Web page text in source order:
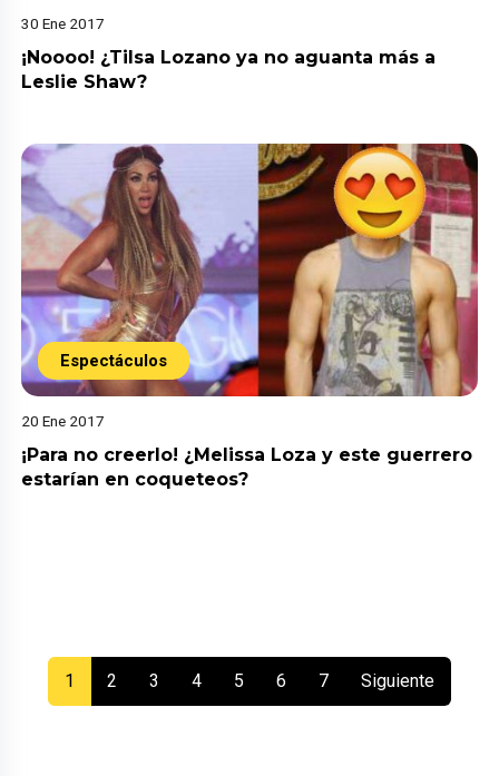
30 Ene 2017
¡Noooo! ¿Tilsa Lozano ya no aguanta más a
Leslie Shaw?
Espectáculos
20 Ene 2017
¡Para no creerlo! ¿Melissa Loza y este guerrero
estarían en coqueteos?
1 (current)
2 3 4 5 6 7 Siguiente